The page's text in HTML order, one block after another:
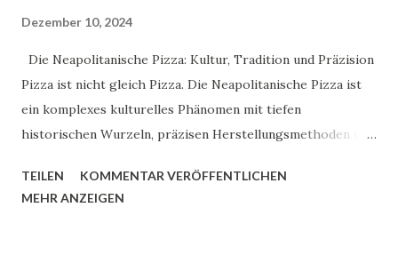
Dezember 10, 2024
Die Neapolitanische Pizza: Kultur, Tradition und Präzision
Pizza ist nicht gleich Pizza. Die Neapolitanische Pizza ist
ein komplexes kulturelles Phänomen mit tiefen
historischen Wurzeln, präzisen Herstellungsmethoden und
Thema könnte ich stundenlang mit Giovanni sprechen.
TEILEN
KOMMENTAR VERÖFFENTLICHEN
MEHR ANZEIGEN